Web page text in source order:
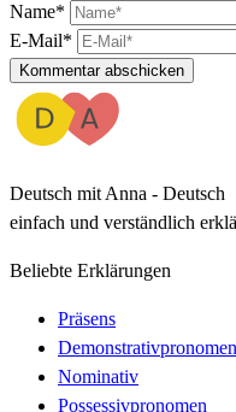
Name*
E-Mail*
Kommentar abschicken
Deutsch mit Anna - Deutsch
einfach und verständlich
Beliebte Erklärungen
Präsens
Demonstrativpronomen
Nominativ
Possessivpronomen